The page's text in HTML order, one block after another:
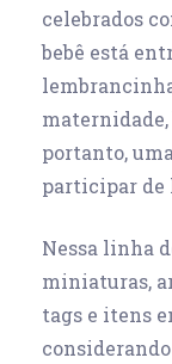
celebrados
bebê está
maternidade,
portanto,
participar de
Nessa linha
miniaturas,
tags e itens